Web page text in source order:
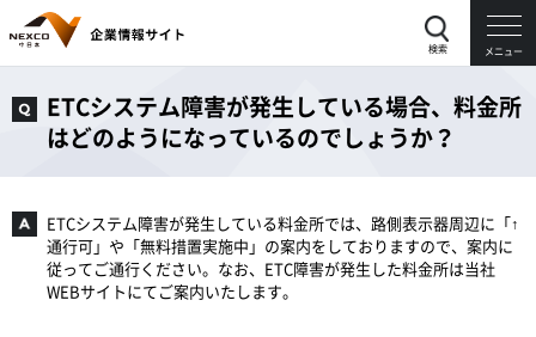
検索 メニュー
ETCシステム障害が発生している場合、料金所
はどのようになっているのでしょうか？
ETCシステム障害が発生している料金所では、路側表示器周辺に「↑
通行可」や「無料措置実施中」の案内をしておりますので、案内に
従ってご通行ください。なお、ETC障害が発生した料金所は当社
WEBサイトにてご案内いたします。